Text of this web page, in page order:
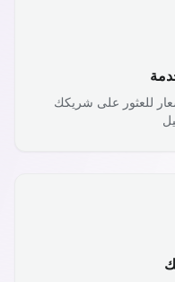
للعثور على شريكك